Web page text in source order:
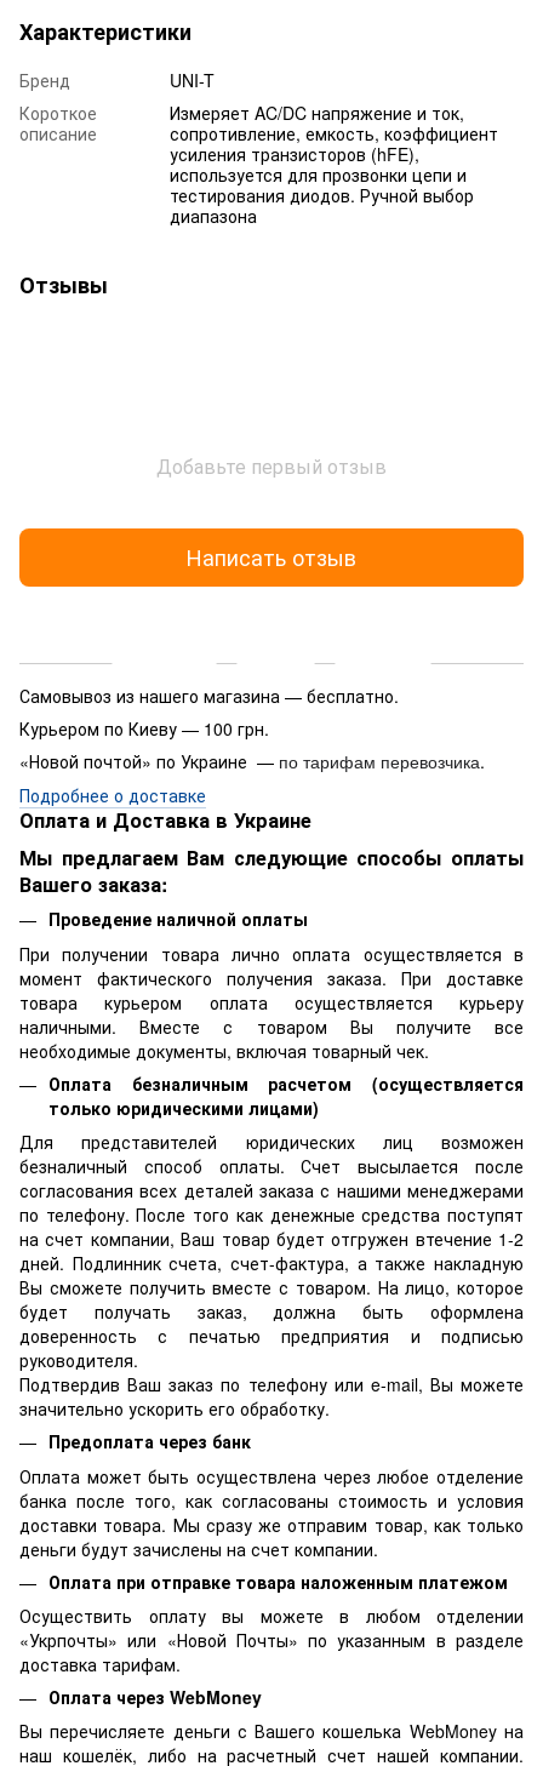
Характеристики
Бренд
UNI-T
Короткое
описание
Измеряет AC/DC напряжение и ток,
сопротивление, емкость, коэффициент
усиления транзисторов (hFE),
используется для прозвонки цепи и
тестирования диодов. Ручной выбор
диапазона
Отзывы
Добавьте первый отзыв
Написать отзыв
Самовывоз из нашего магазина — бесплатно.
Курьером по Киеву — 100 грн.
«Новой почтой» по Украине — по тарифам перевозчика.
Подробнее о доставке
Оплата и Доставка в Украине
Мы предлагаем Вам следующие способы оплаты
Вашего заказа:
Проведение наличной оплаты
При получении товара лично оплата осуществляется в
момент фактического получения заказа. При доставке
товара курьером оплата осуществляется курьеру
наличными. Вместе с товаром Вы получите все
необходимые документы, включая товарный чек.
Оплата безналичным расчетом (осуществляется
только юридическими лицами)
Для представителей юридических лиц возможен
безналичный способ оплаты. Счет высылается после
согласования всех деталей заказа с нашими менеджерами
по телефону. После того как денежные средства поступят
на счет компании, Ваш товар будет отгружен втечение 1-2
дней. Подлинник счета, счет-фактура, а также накладную
Вы сможете получить вместе с товаром. На лицо, которое
будет получать заказ, должна быть оформлена
доверенность с печатью предприятия и подписью
руководителя.
Подтвердив Ваш заказ по телефону или e-mail, Вы можете
значительно ускорить его обработку.
Предоплата через банк
Оплата может быть осуществлена через любое отделение
банка после того, как согласованы стоимость и условия
доставки товара. Мы сразу же отправим товар, как только
деньги будут зачислены на счет компании.
Оплата при отправке товара наложенным платежом
Осуществить оплату вы можете в любом отделении
«Укрпочты» или «Новой Почты» по указанным в разделе
доставка тарифам.
Оплата через WebMoney
Вы перечисляете деньги с Вашего кошелька WebMoney на
наш кошелёк, либо на расчетный счет нашей компании.